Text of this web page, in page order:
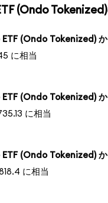
(Ondo
(Ondo Tokenized) か
に相当
(Ondo Tokenized) か
に相当
(Ondo Tokenized) か
に相当